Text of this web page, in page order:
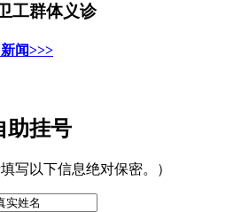
工群体义诊
闻>>>
助挂号
写以下信息绝对保密。）